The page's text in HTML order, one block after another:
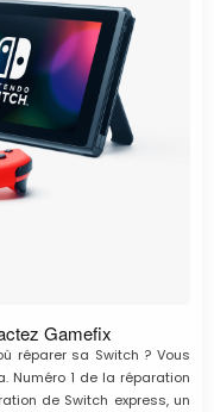
Gamefix
réparer sa Switch ? Vous
Numéro 1 de la réparation
de Switch express, un